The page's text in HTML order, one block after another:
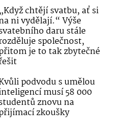
„Když chtějí svatbu, ať si
ni vydělají.“ Výše
daru stále
společnost,
je to tak zbytečné
podvodu s umělou
musí 58 000
znovu na
zkoušky